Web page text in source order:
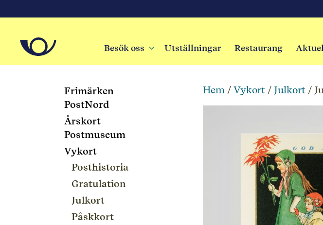
Besök oss 3 Utställningar Restaurang
Hem / Vykort / Julkort /
Frimärken
PostNord
Årskort
Postmuseum
Vykort
Posthistoria
Gratulation
Julkort
Påskkort